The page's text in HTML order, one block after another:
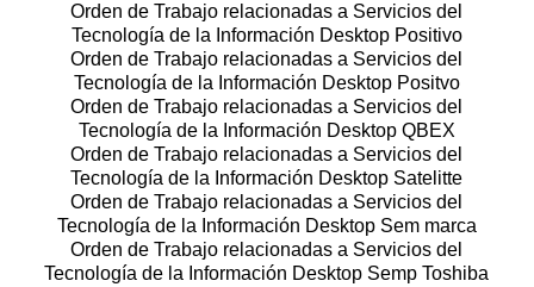
Orden de Trabajo relacionadas a Servicios del
Tecnología de la Información Desktop Positivo
Orden de Trabajo relacionadas a Servicios del
Tecnología de la Información Desktop Positvo
Orden de Trabajo relacionadas a Servicios del
Tecnología de la Información Desktop QBEX
Orden de Trabajo relacionadas a Servicios del
Tecnología de la Información Desktop Satelitte
Orden de Trabajo relacionadas a Servicios del
Tecnología de la Información Desktop Sem marca
Orden de Trabajo relacionadas a Servicios del
Tecnología de la Información Desktop Semp Toshiba